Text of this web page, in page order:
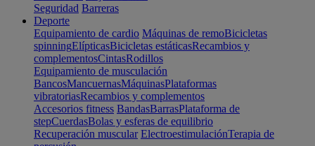
Seguridad Barreras
Deporte
Equipamiento de cardio Máquinas de remoBicicletas
spinningElípticasBicicletas estáticasRecambios y
complementosCintasRodillos
Equipamiento de musculación
BancosMancuernasMáquinasPlataformas
vibratoriasRecambios y complementos
Accesorios fitness BandasBarrasPlataforma de
stepCuerdasBolas y esferas de equilibrio
Recuperación muscular ElectroestimulaciónTerapia de